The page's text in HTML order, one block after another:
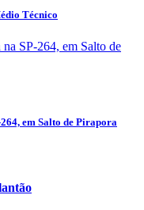
Técnico
em Salto de Pirapora